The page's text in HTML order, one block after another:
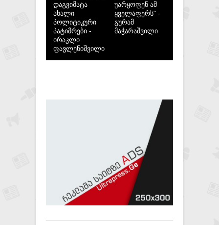
დაგვიმატა
ახალი
პოლიტიკური
პატიმრები -
ირაკლი
ფავლენიშვილი
უარყოფენ ამ
ყველაფერს" -
გურამ
მაჭარაშვილი